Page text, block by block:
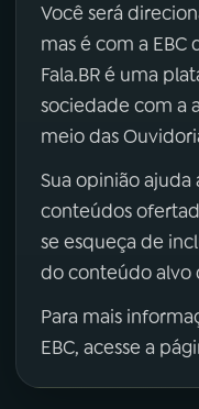
Você será
mas é com a
Fala.BR é uma
sociedade com a
meio das
Sua opinião ajuda
conteúdos
se esqueça de
do conteúdo alvo
Para mais
EBC, acesse a